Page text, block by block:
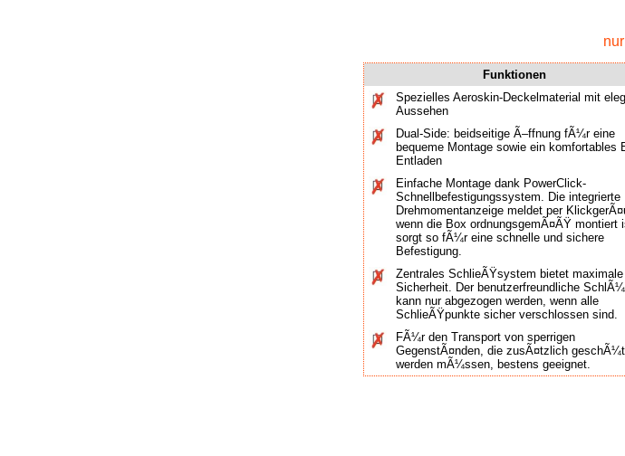
Funktionen
Spezielles Aeroskin-Deckelmaterial mit
Aussehen
Dual-Side: beidseitige Ã–ffnung fÃ¼r eine
bequeme Montage sowie ein komfortables
Entladen
Einfache Montage dank PowerClick-
Schnellbefestigungssystem. Die integrierte
Drehmomentanzeige meldet per
wenn die Box ordnungsgemÃ¤ÃŸ montiert
sorgt so fÃ¼r eine schnelle und sichere
Befestigung.
Zentrales SchlieÃŸsystem bietet maximale
Sicherheit. Der benutzerfreundliche
kann nur abgezogen werden, wenn alle
SchlieÃŸpunkte sicher verschlossen sind.
FÃ¼r den Transport von sperrigen
GegenstÃ¤nden, die zusÃ¤tzlich
werden mÃ¼ssen, bestens geeignet.